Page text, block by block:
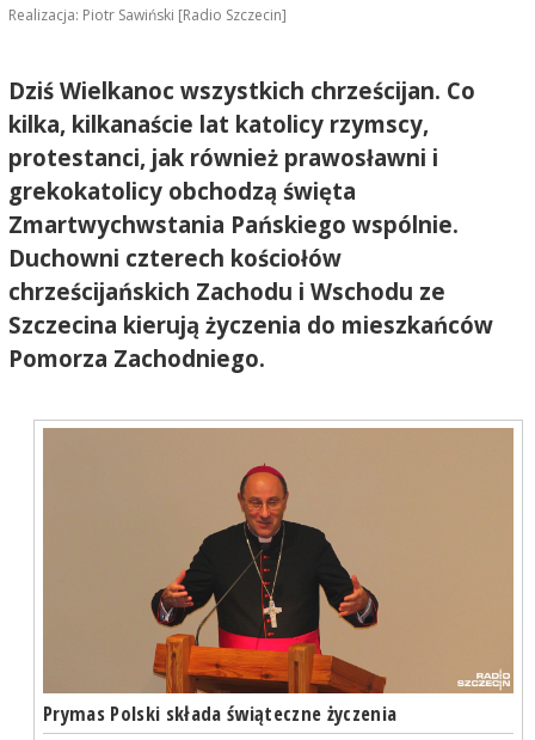
Realizacja: Piotr Sawiński [Radio Szczecin]
Dziś Wielkanoc wszystkich chrześcijan. Co
kilka, kilkanaście lat katolicy rzymscy,
protestanci, jak również prawosławni i
grekokatolicy obchodzą święta
Zmartwychwstania Pańskiego wspólnie.
Duchowni czterech kościołów
chrześcijańskich Zachodu i Wschodu ze
Szczecina kierują życzenia do mieszkańców
Pomorza Zachodniego.
Prymas Polski składa świąteczne życzenia